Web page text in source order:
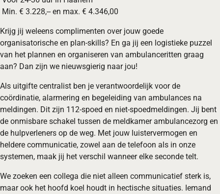
Min. € 3.228,-- en max. € 4.346,00
Krijg jij weleens complimenten over jouw goede
organisatorische en plan-skills? En ga jij een logistieke puzzel
van het plannen en organiseren van ambulanceritten graag
aan? Dan zijn we nieuwsgierig naar jou!
Als uitgifte centralist ben je verantwoordelijk voor de
coördinatie, alarmering en begeleiding van ambulances na
meldingen. Dit zijn 112-spoed en niet-spoedmeldingen. Jij bent
de onmisbare schakel tussen de meldkamer ambulancezorg en
de hulpverleners op de weg. Met jouw luistervermogen en
heldere communicatie, zowel aan de telefoon als in onze
systemen, maak jij het verschil wanneer elke seconde telt.
We zoeken een collega die niet alleen communicatief sterk is,
maar ook het hoofd koel houdt in hectische situaties. Iemand